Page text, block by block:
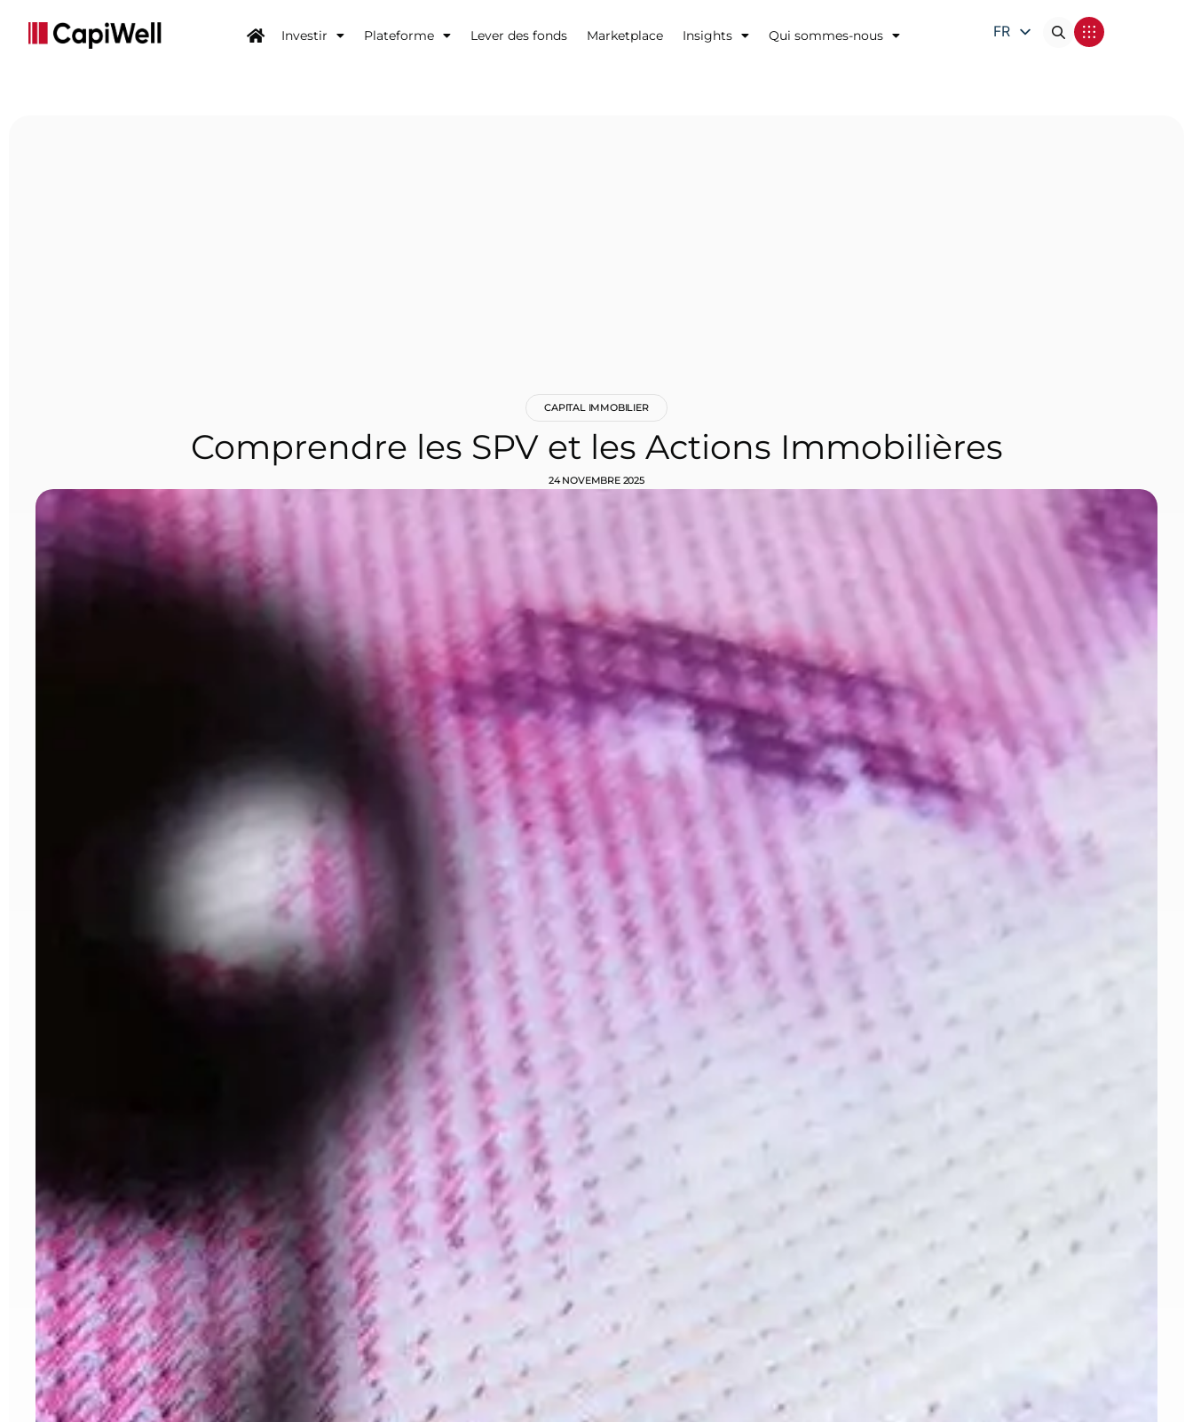
Investir Plateforme Lever des fonds Marketplace Insights Qui sommes-nous
FR
CAPITAL IMMOBILIER
Comprendre les SPV et les Actions Immobilières
24 NOVEMBRE 2025